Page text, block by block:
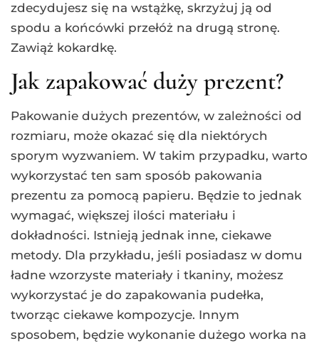
zdecydujesz się na wstążkę, skrzyżuj ją od
spodu a końcówki przełóż na drugą stronę.
Zawiąż kokardkę.
Jak zapakować duży prezent?
Pakowanie dużych prezentów, w zależności od
rozmiaru, może okazać się dla niektórych
sporym wyzwaniem. W takim przypadku, warto
wykorzystać ten sam sposób pakowania
prezentu za pomocą papieru. Będzie to jednak
wymagać, większej ilości materiału i
dokładności. Istnieją jednak inne, ciekawe
metody. Dla przykładu, jeśli posiadasz w domu
ładne wzorzyste materiały i tkaniny, możesz
wykorzystać je do zapakowania pudełka,
tworząc ciekawe kompozycje. Innym
sposobem, będzie wykonanie dużego worka na